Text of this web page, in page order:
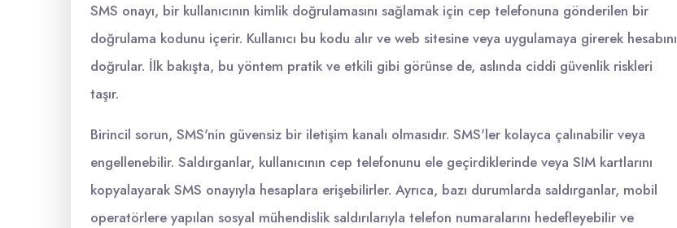
SMS onayı, bir kullanıcının kimlik doğrulamasını sağlamak için cep telefonuna gönderilen bir
doğrulama kodunu içerir. Kullanıcı bu kodu alır ve web sitesine veya uygulamaya girerek hesabını
doğrular. İlk bakışta, bu yöntem pratik ve etkili gibi görünse de, aslında ciddi güvenlik riskleri
taşır.
Birincil sorun, SMS'nin güvensiz bir iletişim kanalı olmasıdır. SMS'ler kolayca çalınabilir veya
engellenebilir. Saldırganlar, kullanıcının cep telefonunu ele geçirdiklerinde veya SIM kartlarını
kopyalayarak SMS onayıyla hesaplara erişebilirler. Ayrıca, bazı durumlarda saldırganlar, mobil
operatörlere yapılan sosyal mühendislik saldırılarıyla telefon numaralarını hedefleyebilir ve